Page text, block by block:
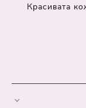
Красивата